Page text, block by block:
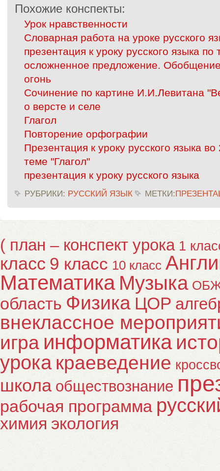
Похожие конспекты:
Урок нравственности
Словарная работа на уроке русского
презентация к уроку русского языка
осложненное предложение.
огонь
Сочинение по картине И.И.Левитана
о версте и селе
Глагол
Повторение орфографии
Презентация к уроку русского языка
теме "Глагол"
презентация к уроку русского языка
РУБРИКИ: РУССКИЙ ЯЗЫК МЕТКИ:
( план – конспект урока 1
класс 9 класс 10 класс
Математика Музыка
область Физика ЦОР
внеклассное
игра информатика
урока краеведение
школа обществознание
рабочая программа
химия экология